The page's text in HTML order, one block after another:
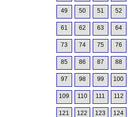
49 50 51 52
61 62 63 64
73 74 75 76
85 86 87 88
97 98 99 100
109 110 111 112
121 122 123 124